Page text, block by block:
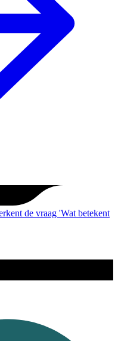
de vraag 'Wat betekent